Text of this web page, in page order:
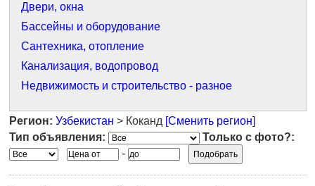
Двери, окна
Бассейны и оборудование
Сантехника, отопление
Канализация, водопровод
Недвижимость и строительство - разное
Регион: Узбекистан > Коканд [Сменить регион]
Тип объявления:
Только с фото?:
-